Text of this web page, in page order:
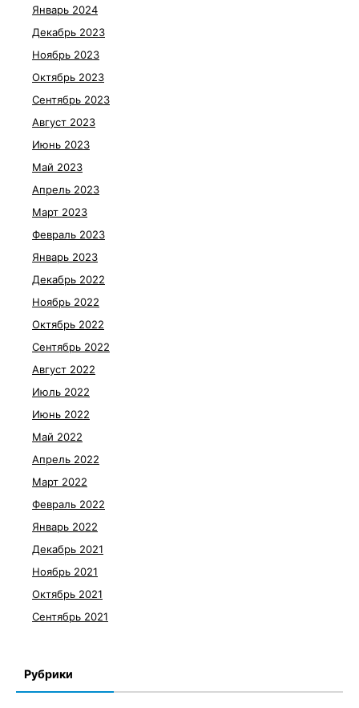
Январь 2024
Декабрь 2023
Ноябрь 2023
Октябрь 2023
Сентябрь 2023
Август 2023
Июнь 2023
Май 2023
Апрель 2023
Март 2023
Февраль 2023
Январь 2023
Декабрь 2022
Ноябрь 2022
Октябрь 2022
Сентябрь 2022
Август 2022
Июль 2022
Июнь 2022
Май 2022
Апрель 2022
Март 2022
Февраль 2022
Январь 2022
Декабрь 2021
Ноябрь 2021
Октябрь 2021
Сентябрь 2021
Рубрики